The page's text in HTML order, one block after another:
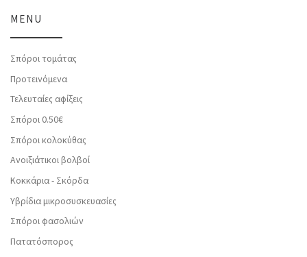
MENU
Σπόροι τομάτας
Προτεινόμενα
Τελευταίες αφίξεις
Σπόροι 0.50€
Σπόροι κολοκύθας
Ανοιξιάτικοι βολβοί
Κοκκάρια - Σκόρδα
Υβρίδια μικροσυσκευασίες
Σπόροι φασολιών
Πατατόσπορος